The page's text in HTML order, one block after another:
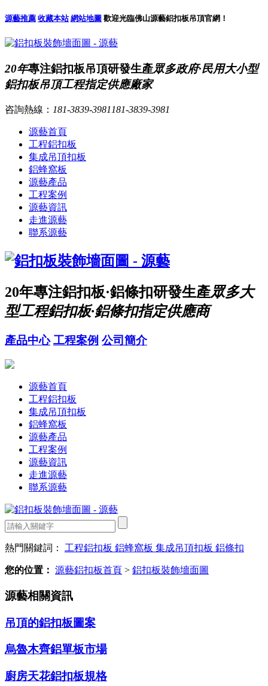
源藝推薦 收藏本站 網站地圖 歡迎光臨佛山源藝鋁扣板吊頂官網！
20年專注鋁扣板吊頂研發生產眾多政府·民用大小型
鋁扣板吊頂工程指定供應廠家
咨詢熱線： 181-3839-3981 181-3839-3981
源藝首頁
工程鋁扣板
集成吊頂扣板
鋁蜂窩板
源藝產品
工程案例
源藝資訊
走進源藝
聯系源藝
20年專注鋁扣板·鋁條扣研發生產眾多大
型工程鋁扣板·鋁條扣指定供應商
產品中心 工程案例 公司簡介
源藝首頁
工程鋁扣板
集成吊頂扣板
鋁蜂窩板
源藝產品
工程案例
源藝資訊
走進源藝
聯系源藝
熱門關鍵詞： 工程鋁扣板 鋁蜂窩板 集成吊頂扣板 鋁條扣
您的位置： 源藝鋁扣板首頁 > 鋁扣板裝飾墻面圖
源藝相關資訊
吊頂的鋁扣板圖案
烏魯木齊鋁單板市場
廚房天花鋁扣板規格